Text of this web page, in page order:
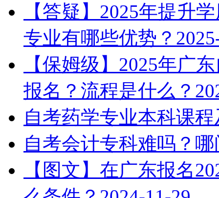
【答疑】2025年提升
专业有哪些优势？
【保姆级】2025年广
报名？流程是什么？
自考药学专业本科课
自考会计专科难吗？
【图文】在广东报名